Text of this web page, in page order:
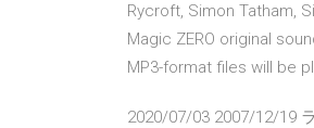
Rycroft, Simon Tatham,
Magic ZERO original
MP3-format files will be
2020/07/03 2007/12/19